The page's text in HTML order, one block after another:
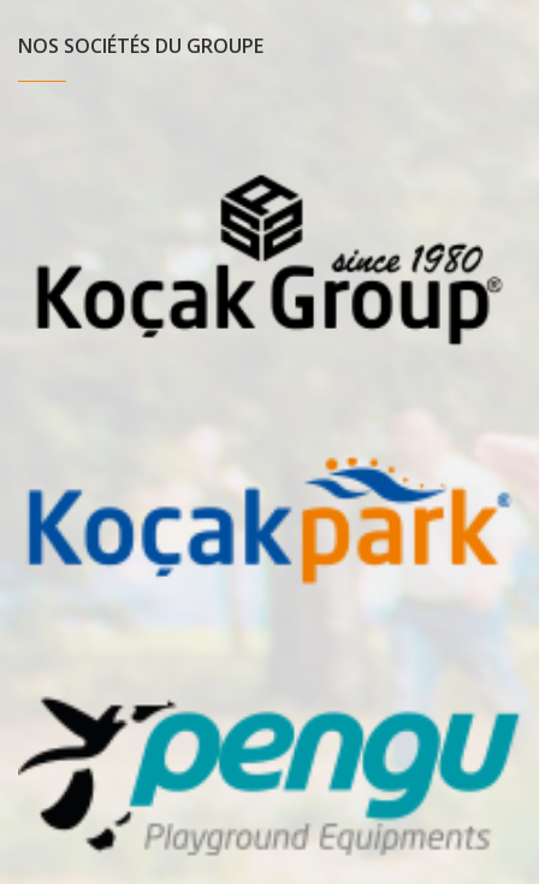
NOS SOCIÉTÉS DU GROUPE